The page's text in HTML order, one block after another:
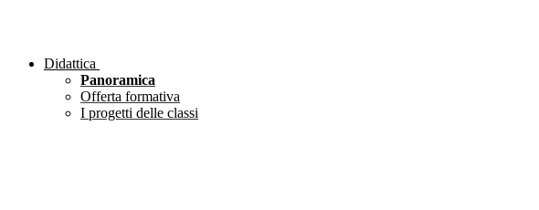
Didattica
Panoramica
Offerta formativa
I progetti delle classi